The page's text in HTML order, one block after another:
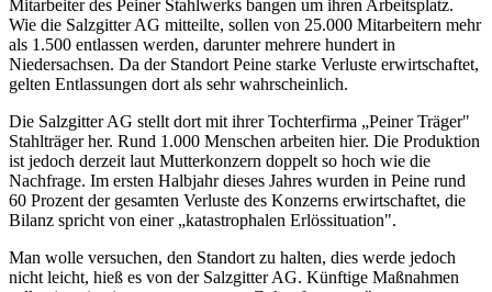
Mitarbeiter des Peiner Stahlwerks bangen um ihren Arbeitsplatz.
Wie die Salzgitter AG mitteilte, sollen von 25.000 Mitarbeitern mehr
als 1.500 entlassen werden, darunter mehrere hundert in
Niedersachsen. Da der Standort Peine starke Verluste erwirtschaftet,
gelten Entlassungen dort als sehr wahrscheinlich.
Die Salzgitter AG stellt dort mit ihrer Tochterfirma „Peiner Träger"
Stahlträger her. Rund 1.000 Menschen arbeiten hier. Die Produktion
ist jedoch derzeit laut Mutterkonzern doppelt so hoch wie die
Nachfrage. Im ersten Halbjahr dieses Jahres wurden in Peine rund
60 Prozent der gesamten Verluste des Konzerns erwirtschaftet, die
Bilanz spricht von einer „katastrophalen Erlössituation".
Man wolle versuchen, den Standort zu halten, dies werde jedoch
nicht leicht, hieß es von der Salzgitter AG. Künftige Maßnahmen